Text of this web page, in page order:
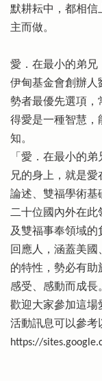
默耕耘中，都相信
主而做。
愛．在最小的弟兄
伊甸基金會創辦人
勢者最優先選項，
得愛是一種智慧，
知。
「愛．在最小的
兄的身上，就是
論述、雙福學術基
二十位國內外在此
及雙福事奉領域
回應人，涵蓋美
的特性，勢必有助
感受、感動而成長
歡迎大家參加這場
活動訊息可以參考
https://